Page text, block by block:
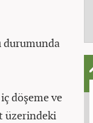
durumunda
döşeme ve
üzerindeki